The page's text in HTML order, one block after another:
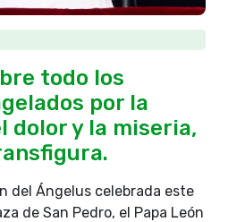
todo los
por la
dolor y la miseria,
del Ángelus celebrada este
de San Pedro, el Papa León